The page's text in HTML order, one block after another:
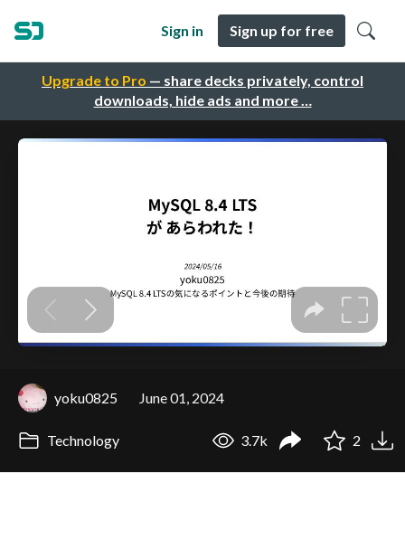
Upgrade to Pro — share decks privately, control
downloads, hide ads and more …
Sign in Sign up for free
yoku0825 June 01, 2024
Technology 3.7k 2